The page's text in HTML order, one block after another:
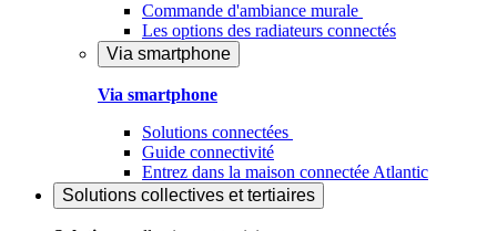
Commande d'ambiance murale
Les options des radiateurs connectés
Via smartphone
Via smartphone
Solutions connectées
Guide connectivité
Entrez dans la maison connectée Atlantic
Solutions collectives et tertiaires